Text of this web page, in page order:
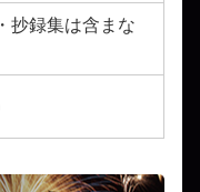
抄録集は含まな